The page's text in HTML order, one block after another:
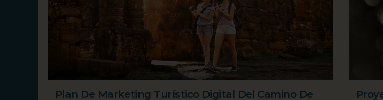
Plan De Marketing Turístico Digital Del Camino De